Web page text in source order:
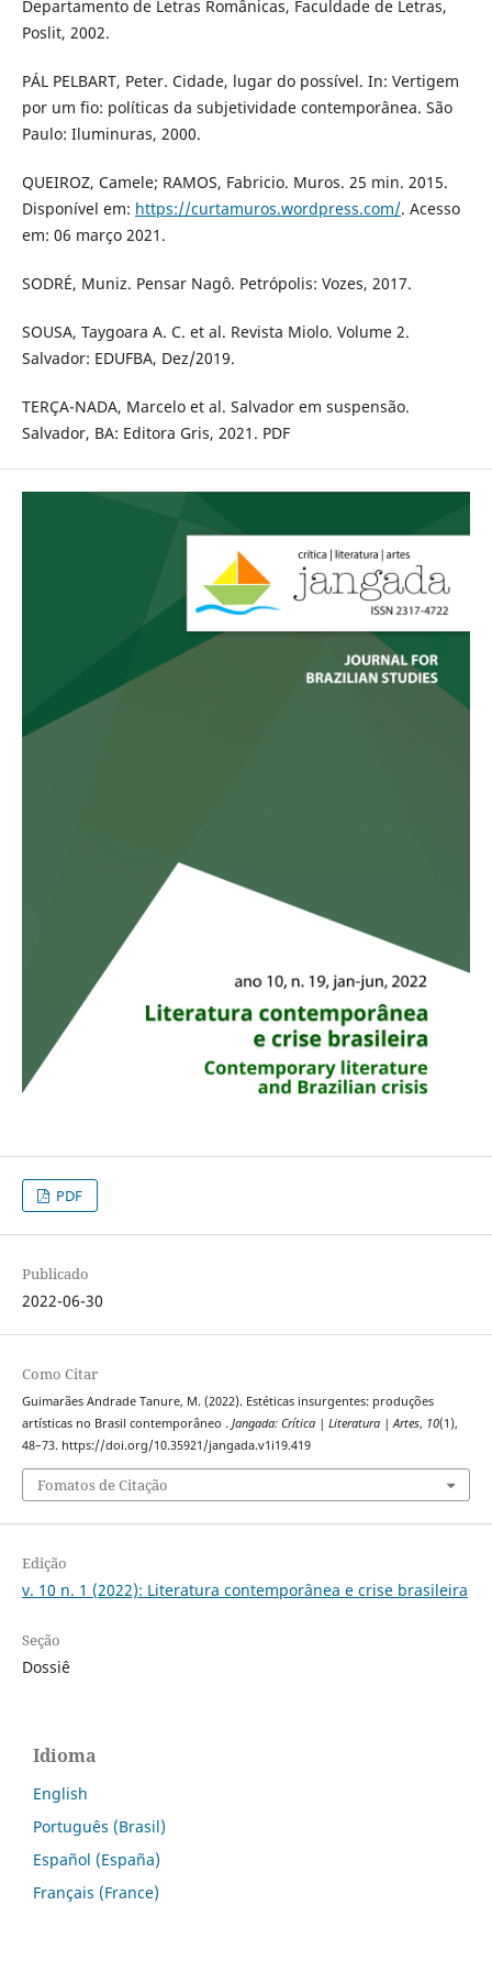
Departamento de Letras Românicas, Faculdade de Letras,
Poslit, 2002.
PÁL PELBART, Peter. Cidade, lugar do possível. In: Vertigem
por um fio: políticas da subjetividade contemporânea. São
Paulo: Iluminuras, 2000.
QUEIROZ, Camele; RAMOS, Fabricio. Muros. 25 min. 2015.
Disponível em: https://curtamuros.wordpress.com/. Acesso
em: 06 março 2021.
SODRÉ, Muniz. Pensar Nagô. Petrópolis: Vozes, 2017.
SOUSA, Taygoara A. C. et al. Revista Miolo. Volume 2.
Salvador: EDUFBA, Dez/2019.
TERÇA-NADA, Marcelo et al. Salvador em suspensão.
Salvador, BA: Editora Gris, 2021. PDF
PDF
Publicado
2022-06-30
Como Citar
Guimarães Andrade Tanure, M. (2022). Estéticas insurgentes: produções
artísticas no Brasil contemporâneo . Jangada: Crítica | Literatura | Artes, 10(1),
48–73. https://doi.org/10.35921/jangada.v1i19.419
Fomatos de Citação
Edição
v. 10 n. 1 (2022): Literatura contemporânea e crise brasileira
Seção
Dossiê
Idioma
English
Português (Brasil)
Español (España)
Français (France)